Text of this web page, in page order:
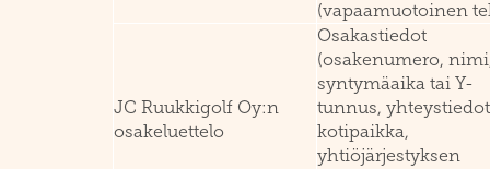
(vapaamuotoinen
JC Ruukkigolf Oy:n
osakeluettelo
Osakastiedot
(osakenumero,
syntymäaika tai Y-
tunnus,
kotipaikka,
yhtiöjärjestyksen